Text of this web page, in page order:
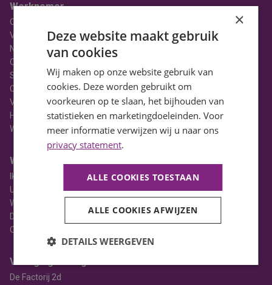
Werknemer
Over BaanBereik
Vacatures
Nieuws
Ons Team
Stages
Contact
Vacatures in Noord-Holland
HBO Vacatures
WO Vacatures
Werkgever
Ik heb een vacature
Uitzenden
Werving & selectie
Detacheren
Opleiden
Vestiging Zwaag
De Factorij 2d
×
Deze website maakt gebruik
van cookies
Wij maken op onze website gebruik van
cookies. Deze worden gebruikt om
voorkeuren op te slaan, het bijhouden van
statistieken en marketingdoeleinden. Voor
meer informatie verwijzen wij u naar ons
privacy statement.
ALLE COOKIES TOESTAAN
ALLE COOKIES AFWIJZEN
DETAILS WEERGEVEN